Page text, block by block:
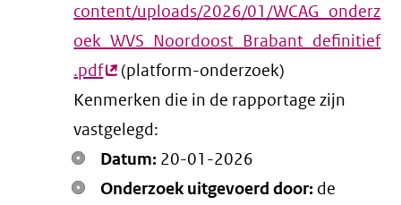
content/uploads/2026/01/WCAG_onderz
oek_WVS_Noordoost_Brabant_definitief
.pdf(externe
link)
(platform-onderzoek)
Kenmerken die in de rapportage zijn
vastgelegd:
Datum: 20-01-2026
Onderzoek uitgevoerd door: de